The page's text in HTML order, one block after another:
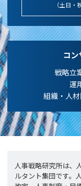
（土日・
コ
戦略立
運
組織・人
人事戦略研究所は、
ルタント集団です。